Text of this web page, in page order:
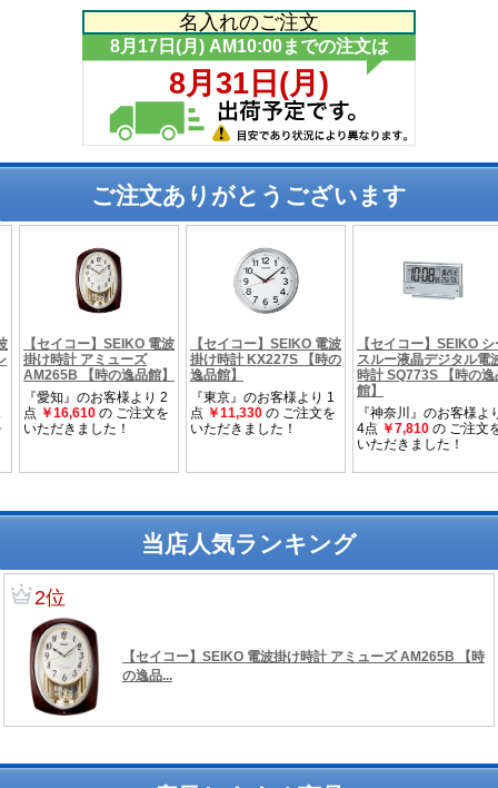
名入れのご注文
ご注文ありがとうございます
当店人気ランキング